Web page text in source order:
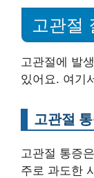
고관절
고관절에 발
있어요. 여기
고관절
고관절 통증
주로 과도한